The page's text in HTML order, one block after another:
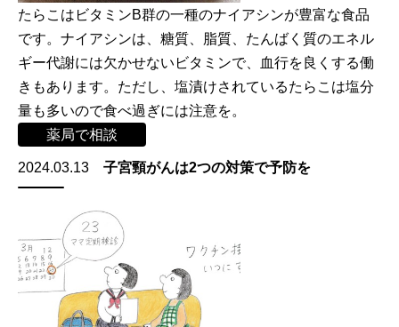
たらこはビタミンB群の一種のナイアシンが豊富な食品
です。ナイアシンは、糖質、脂質、たんばく質のエネル
ギー代謝には欠かせないビタミンで、血行を良くする働
きもあります。ただし、塩漬けされているたらこは塩分
量も多いので食べ過ぎには注意を。
薬局で相談
2024.03.13 子宮頸がんは2つの対策で予防を